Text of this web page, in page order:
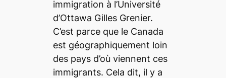
immigration à l’Université
d’Ottawa Gilles Grenier.
C’est parce que le Canada
est géographiquement loin
des pays d’où viennent ces
immigrants. Cela dit, il y a